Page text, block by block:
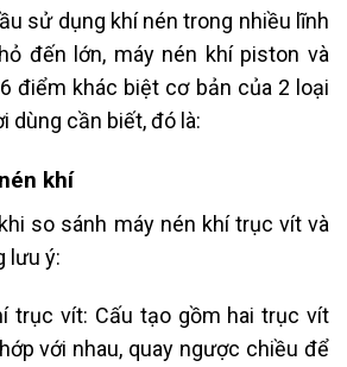
sử dụng khí nén trong nhiều lĩnh
đến lớn, máy nén khí piston và
điểm khác biệt cơ bản của 2 loại
dùng cần biết, đó là:
khí
so sánh máy nén khí trục vít và
lưu ý:
trục vít: Cấu tạo gồm hai trục vít
với nhau, quay ngược chiều để